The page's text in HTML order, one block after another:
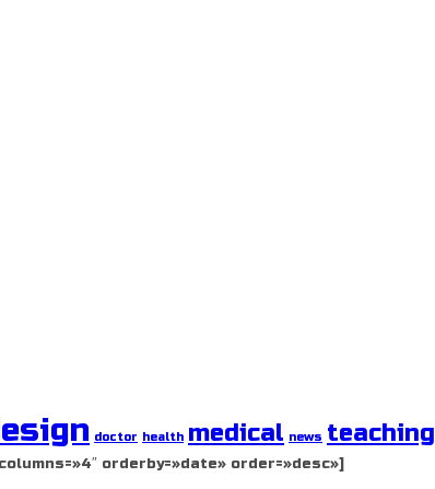
doctor health medical news teaching
orderby=»date» order=»desc»]